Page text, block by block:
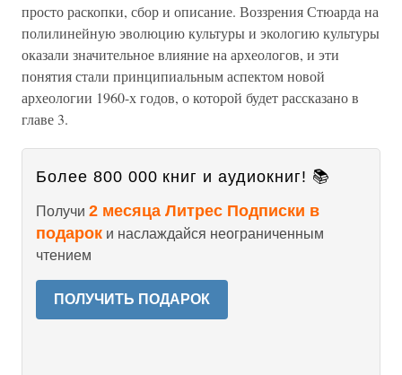
просто раскопки, сбор и описание. Воззрения Стюарда на
полилинейную эволюцию культуры и экологию культуры
оказали значительное влияние на археологов, и эти
понятия стали принципиальным аспектом новой
археологии 1960-х годов, о которой будет рассказано в
главе 3.
Более 800 000 книг и аудиокниг! 📚
Получи 2 месяца Литрес Подписки в
подарок и наслаждайся неограниченным
чтением
ПОЛУЧИТЬ ПОДАРОК